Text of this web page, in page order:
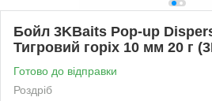
Бойл 3KBaits Pop-up
Тигровий горіх 10 мм 20 г
Готово до відправки
Роздріб